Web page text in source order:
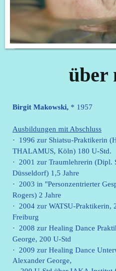
über
Birgit Makowski, * 1957
Ausbildungen mit Abschluss
· 1996 zur Shiatsu-Praktikerin
THALAMUS, Köln) 180 U-Std.
· 2001 zur Traumlehrerin (Dipl.
Düsseldorf) 1,5 Jahre
· 2003 in "Personzentrierter
Rogers) 2 Jahre
· 2004 zur WATSU-Praktikerin,
Freiburg
· 2008 zur Healing Dance
George, 200 U-Std
· 2009 zur Healing Dance
Alexander George,